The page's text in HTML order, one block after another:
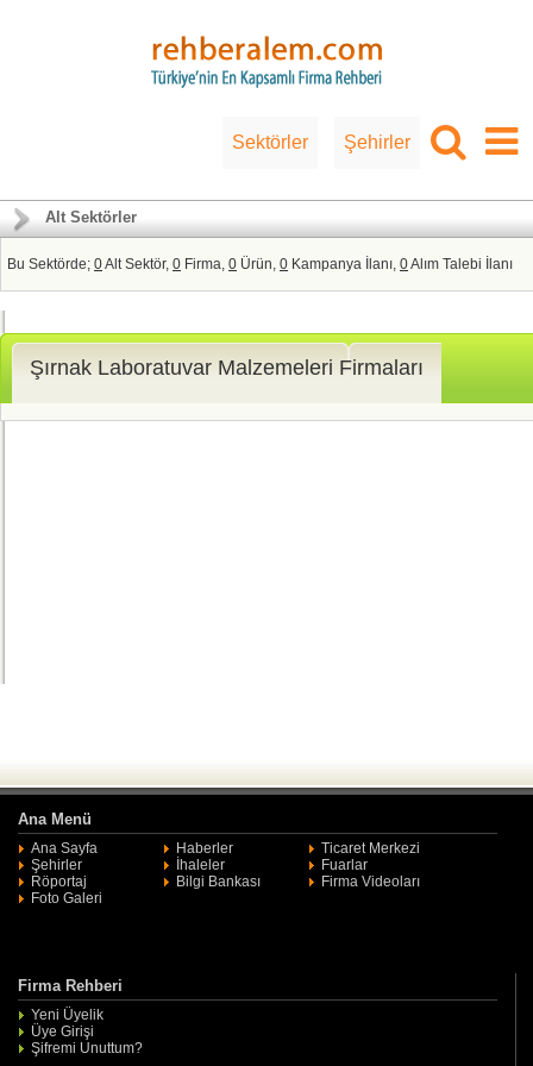
Sektörler Şehirler
Alt Sektörler
Bu Sektörde; 0Alt Sektör, 0 Firma, 0 Ürün, 0 Kampanya İlanı, 0Alım Talebi İlanı
Şırnak Laboratuvar Malzemeleri Firmaları
Ana Menü
Ana Sayfa Haberler
Ticaret Merkezi
Şehirler
İhaleler
Fuarlar
Röportaj
Bilgi Bankası
Firma Videoları
Foto Galeri
Firma Rehberi
Yeni Üyelik
Üye Girişi
Şifremi Unuttum?